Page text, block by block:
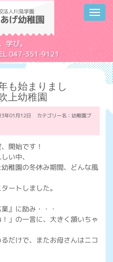
学び。
047-351-9121
も始まりまし
上幼稚園
年01月12日 カテゴリー名： 幼稚園ブ
開始です！
い中、
稚園の冬休み期間、どんな風
ートしました。
』に励み・・・
」の一言に、大きく頷いちゃ
だけで、またお母さんはニコ